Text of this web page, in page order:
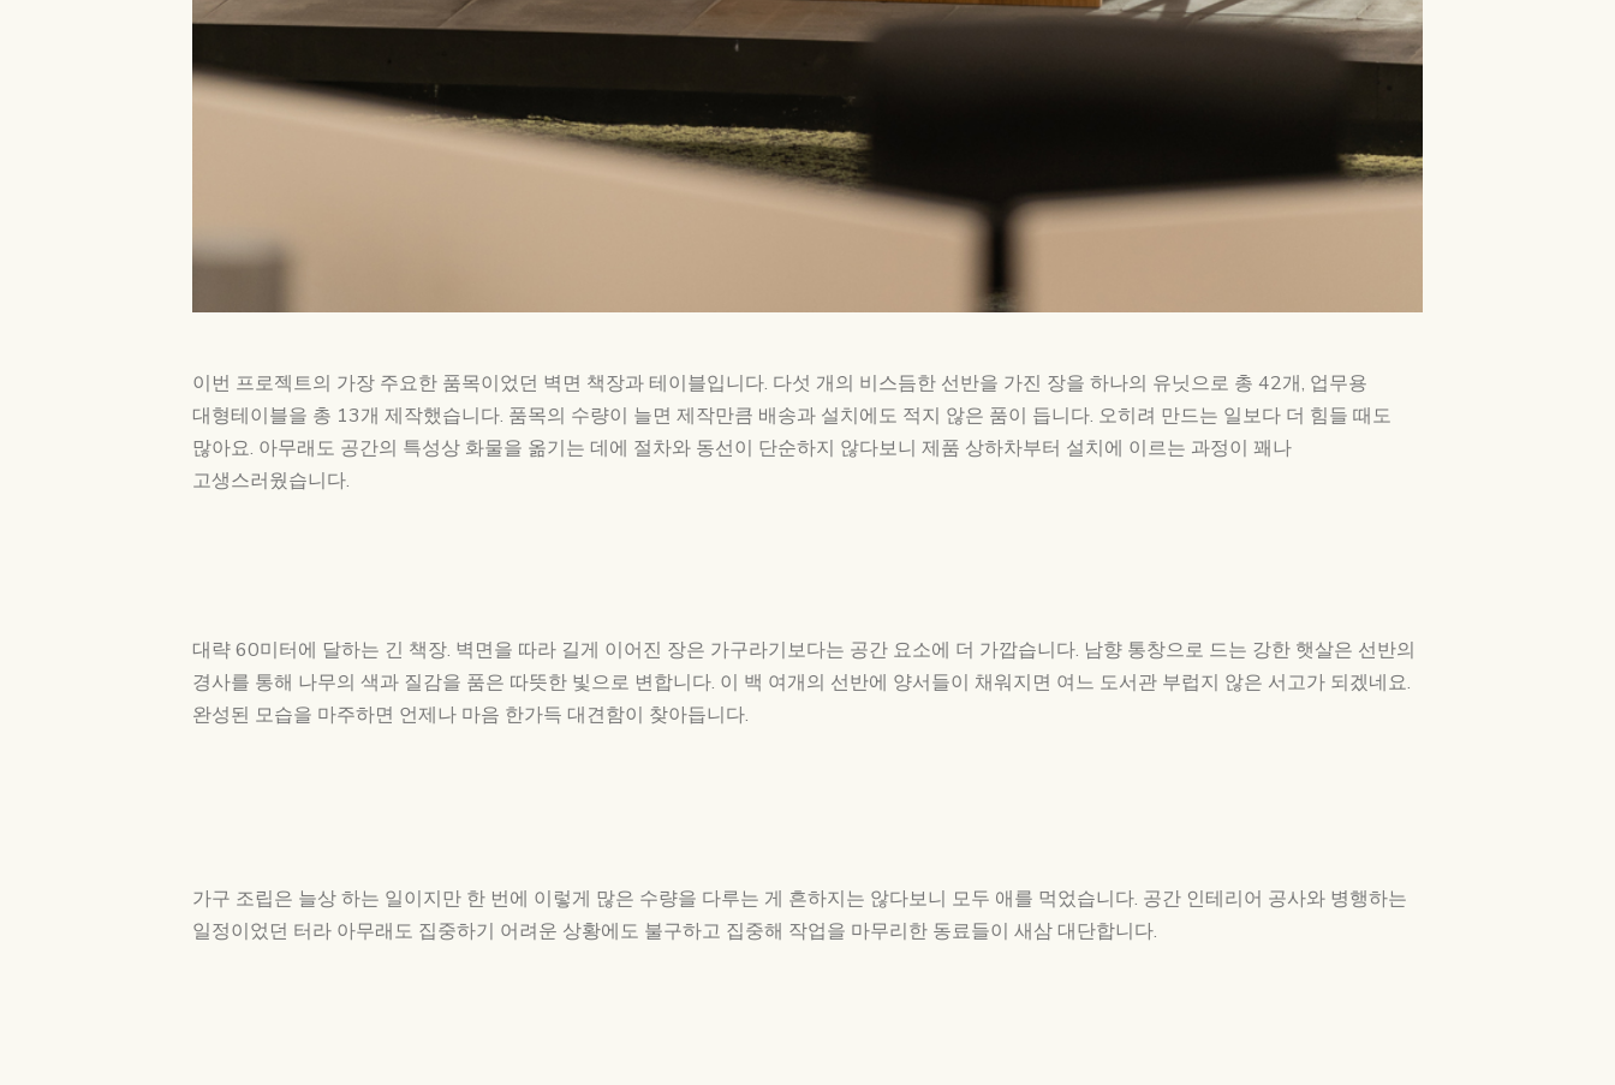
이번 프로젝트의 가장 주요한 품목이었던 벽면 책장과 테이블입니다. 다섯 개의 비스듬한 선반을 가진 장을 하나의 유닛으로 총 42개, 업무용
대형테이블을 총 13개 제작했습니다. 품목의 수량이 늘면 제작만큼 배송과 설치에도 적지 않은 품이 듭니다. 오히려 만드는 일보다 더 힘들 때도
많아요. 아무래도 공간의 특성상 화물을 옮기는 데에 절차와 동선이 단순하지 않다보니 제품 상하차부터 설치에 이르는 과정이 꽤나
고생스러웠습니다.
대략 60미터에 달하는 긴 책장. 벽면을 따라 길게 이어진 장은 가구라기보다는 공간 요소에 더 가깝습니다. 남향 통창으로 드는 강한 햇살은 선반의
경사를 통해 나무의 색과 질감을 품은 따뜻한 빛으로 변합니다. 이 백 여개의 선반에 양서들이 채워지면 여느 도서관 부럽지 않은 서고가 되겠네요.
완성된 모습을 마주하면 언제나 마음 한가득 대견함이 찾아듭니다.
가구 조립은 늘상 하는 일이지만 한 번에 이렇게 많은 수량을 다루는 게 흔하지는 않다보니 모두 애를 먹었습니다. 공간 인테리어 공사와 병행하는
일정이었던 터라 아무래도 집중하기 어려운 상황에도 불구하고 집중해 작업을 마무리한 동료들이 새삼 대단합니다.